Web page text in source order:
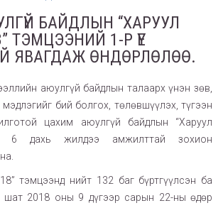
БАЙДЛЫН “ХАРУУЛ
ТЭМЦЭЭНИЙ 1-Р ҮЕ
ЯВАГДАЖ ӨНДӨРЛӨЛӨӨ.
аюулгүй байдлын талаарх үнэн зөв,
бий болгох, төлөвшүүлэх, түгээн
цахим аюулгүй байдлын “Харуул
6 дахь жилдээ амжилттай зохион
тэмцээнд нийт 132 баг бүртгүүлсэн ба
шат 2018 оны 9 дүгээр сарын 22-ны өдөр